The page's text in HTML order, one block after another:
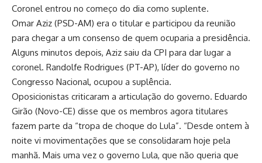
Coronel entrou no começo do dia como suplente.
Omar Aziz (PSD-AM) era o titular e participou da reunião
para chegar a um consenso de quem ocuparia a presidência.
Alguns minutos depois, Aziz saiu da CPI para dar lugar a
coronel. Randolfe Rodrigues (PT-AP), líder do governo no
Congresso Nacional, ocupou a suplência.
Oposicionistas criticaram a articulação do governo. Eduardo
Girão (Novo-CE) disse que os membros agora titulares
fazem parte da “tropa de choque do Lula”. “Desde ontem à
noite vi movimentações que se consolidaram hoje pela
manhã. Mais uma vez o governo Lula, que não queria que